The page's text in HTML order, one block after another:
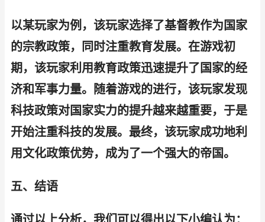
以某玩家为例，该玩家选择了基督教作为国家
的宗教政策，同时注重教育发展。在游戏初
期，该玩家利用教育政策迅速提升了国家的经
济和军事力量。随着游戏的进行，该玩家发现
科技政策对国家实力的提升越来越重要，于是
开始注重科技的发展。最终，该玩家成功地利
用文化政策优势，成为了一个强大的帝国。
五、结语